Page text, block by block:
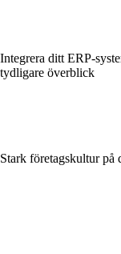
Integrera ditt ERP-
tydligare överblick
Stark företagskultur på